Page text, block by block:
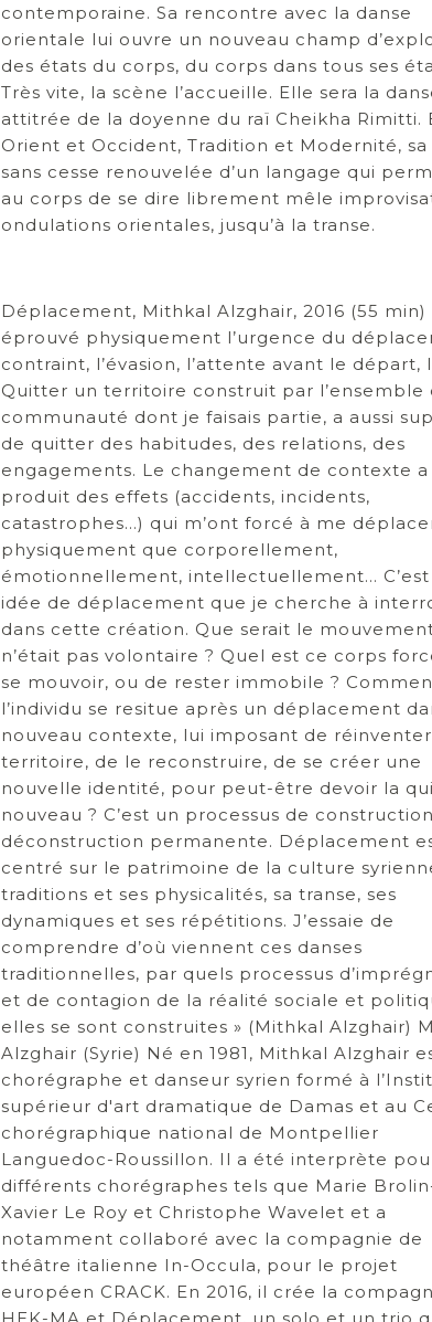
contemporaine. Sa rencontre avec la danse
orientale lui ouvre un nouveau champ
des états du corps, du corps dans tous ses
Très vite, la scène l’accueille. Elle sera la
attitrée de la doyenne du raï Cheikha Rimitti.
Orient et Occident, Tradition et Modernité,
sans cesse renouvelée d’un langage qui
au corps de se dire librement mêle
ondulations orientales, jusqu’à la transe.
Déplacement, Mithkal Alzghair, 2016 (55 min)
éprouvé physiquement l’urgence du
contraint, l’évasion, l’attente avant le départ,
Quitter un territoire construit par l’ensemble
communauté dont je faisais partie, a aussi
de quitter des habitudes, des relations, des
engagements. Le changement de contexte a
produit des effets (accidents, incidents,
catastrophes…) qui m’ont forcé à me
physiquement que corporellement,
émotionnellement, intellectuellement…
idée de déplacement que je cherche à
dans cette création. Que serait le mouvement
n’était pas volontaire ? Quel est ce corps
se mouvoir, ou de rester immobile ?
l’individu se resitue après un déplacement
nouveau contexte, lui imposant de
territoire, de le reconstruire, de se créer une
nouvelle identité, pour peut-être devoir la
nouveau ? C’est un processus de
déconstruction permanente. Déplacement
centré sur le patrimoine de la culture
traditions et ses physicalités, sa transe, ses
dynamiques et ses répétitions. J’essaie de
comprendre d’où viennent ces danses
traditionnelles, par quels processus
et de contagion de la réalité sociale et
elles se sont construites » (Mithkal Alzghair)
Alzghair (Syrie) Né en 1981, Mithkal Alzghair
chorégraphe et danseur syrien formé à
supérieur d'art dramatique de Damas et au
chorégraphique national de Montpellier
Languedoc-Roussillon. Il a été interprète
différents chorégraphes tels que Marie
Xavier Le Roy et Christophe Wavelet et a
notamment collaboré avec la compagnie de
théâtre italienne In-Occula, pour le projet
européen CRACK. En 2016, il crée la